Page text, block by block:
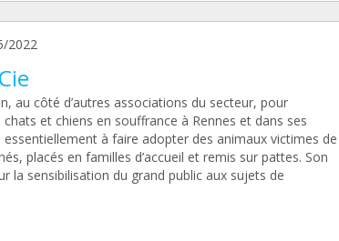
2022
au côté d’autres associations du secteur, pour
et chiens en souffrance à Rennes et dans ses
à faire adopter des animaux victimes de
placés en familles d’accueil et remis sur pattes. Son
la sensibilisation du grand public aux sujets de